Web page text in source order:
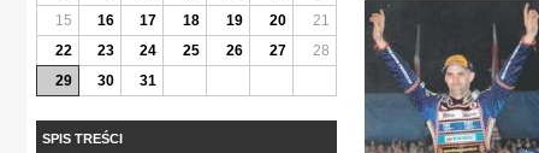
15
16 17 18 19 20
21
22
23 24 25 26 27
28
29
30 31
SPIS TREŚCI